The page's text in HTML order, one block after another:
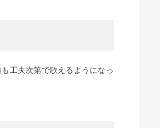
工夫次第で歌えるようになっ